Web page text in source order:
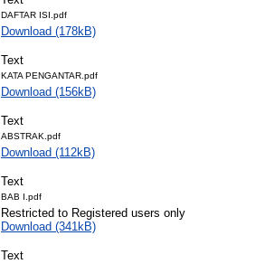
DAFTAR ISI.pdf
Download (178kB)
Text
KATA PENGANTAR.pdf
Download (156kB)
Text
ABSTRAK.pdf
Download (112kB)
Text
BAB I.pdf
Restricted to Registered users only
Download (341kB)
Text